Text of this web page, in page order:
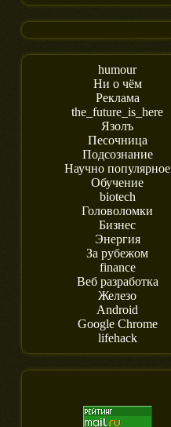
humour
Ни о чём
Реклама
the_future_is_here
Язолъ
Песочница
Подсознание
Научно популярное
Обучение
biotech
Головоломки
Бизнес
Энергия
За рубежом
finance
Веб разработка
Железо
Android
Google Chrome
lifehack